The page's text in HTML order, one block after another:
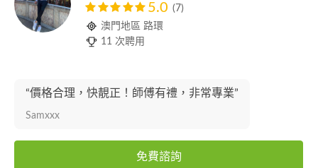
5.0 (7)
澳門地區 路環
11 次聘用
“價格合理，快靚正！師傅有禮，非常專業”
Samxxx
免費諮詢